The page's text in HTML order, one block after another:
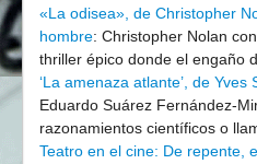
«La odisea», de Christopher
hombre: Christopher Nolan
thriller épico donde el engaño
‘La amenaza atlante’, de
Eduardo Suárez Fernández-
razonamientos científicos o
Teatro en el cine: De repente,